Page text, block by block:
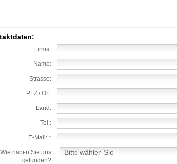
Firma:
Name:
Strasse:
PLZ / Ort:
Land:
Tel.:
E-Mail: *
Wie haben Sie uns
gefunden?